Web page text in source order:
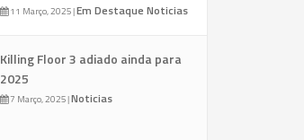
11 Março, 2025|Em Destaque Noticias
Killing Floor 3 adiado ainda para
2025
7 Março, 2025|Noticias